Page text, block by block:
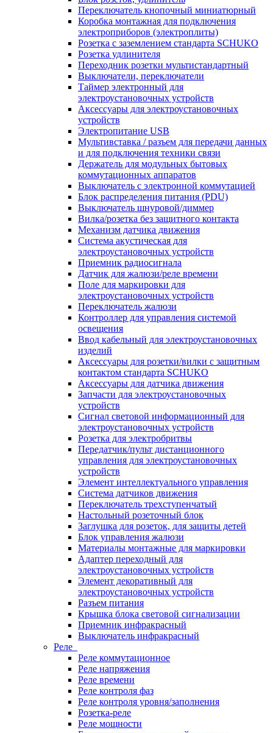
Переключатель кнопочный миниатюрный
Коробка монтажная для подключения
электроприборов (электроплиты)
Розетка с заземлением стандарта SCHUKO
Розетка удлинителя
Переходник розетки мультистандартный
Выключатели, переключатели
Таймер электронный для
электроустановочных устройств
Аксессуары для электроустановочных
устройств
Электропитание USB
Мультивставка / разъем для передачи данных
и для подключения техники связи
Держатель для модульных бытовых
коммутационных аппаратов
Выключатель с электронной коммутацией
Блок распределения питания (PDU)
Выключатель шнуровой/диммер
Вилка/розетка без защитного контакта
Механизм датчика движения
Система акустическая для
электроустановочных устройств
Приемник радиосигнала
Датчик для жалюзи/реле времени
Поле для маркировки для
электроустановочных устройств
Переключатель жалюзи
Контроллер для управления системой
освещения
Ввод кабельный для электроустановочных
изделий
Аксессуары для розетки/вилки с защитным
контактом стандарта SCHUKO
Аксессуары для датчика движения
Запчасти для электроустановочных
устройств
Сигнал световой информационный для
электроустановочных устройств
Розетка для электробритвы
Передатчик/пульт дистанционного
управления для электроустановочных
устройств
Элемент интеллектуального управления
Система датчиков движения
Переключатель трехступенчатый
Настольный розеточный блок
Заглушка для розеток, для защиты детей
Блок управления жалюзи
Материалы монтажные для маркировки
Адаптер переходный для
электроустановочных устройств
Элемент декоративный для
электроустановочных устройств
Разъем питания
Крышка блока световой сигнализации
Приемник инфракрасный
Выключатель инфракрасный
Реле
Реле коммутационное
Реле напряжения
Реле времени
Реле контроля фаз
Реле контроля уровня/заполнения
Розетка-реле
Реле мощности